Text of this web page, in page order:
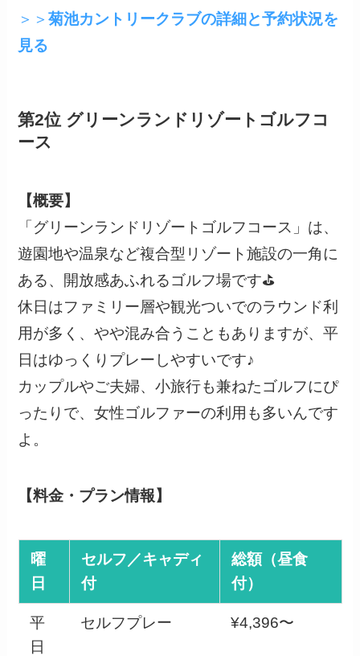
＞＞菊池カントリークラブの詳細と予約状況を
見る
第2位 グリーンランドリゾートゴルフコ
ース
【概要】
「グリーンランドリゾートゴルフコース」は、
遊園地や温泉など複合型リゾート施設の一角に
ある、開放感あふれるゴルフ場です⛳️
休日はファミリー層や観光ついでのラウンド利
用が多く、やや混み合うこともありますが、平
日はゆっくりプレーしやすいです♪
カップルやご夫婦、小旅行も兼ねたゴルフにぴ
ったりで、女性ゴルファーの利用も多いんです
よ。
【料金・プラン情報】
曜
日
セルフ／キャディ
付
総額（昼食
付）
平
日
セルフプレー ¥4,396〜